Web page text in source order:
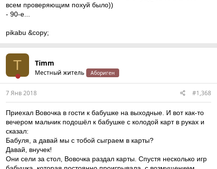
всем проверяющим похуй было))
- 90-е...
pikabu &copy;
T Timm
Местный житель Абориген
7 Янв 2018 #1,368
Приехал Вовочка в гости к бабушке на выходные. И вот как-то
вечером мальчик подошёл к бабушке с колодой карт в руках и
сказал:
Бабуля, а давай мы с тобой сыграем в карты?
Давай, внучек!
Они сели за стол, Вовочка раздал карты. Спустя несколько игр